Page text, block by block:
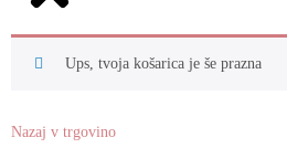
Ups, tvoja košarica je še prazna
Nazaj v trgovino